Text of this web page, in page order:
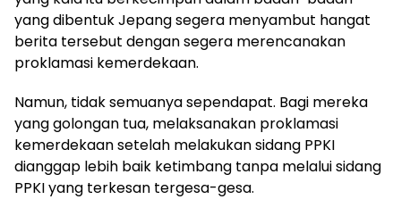
yang dibentuk Jepang segera menyambut hangat
berita tersebut dengan segera merencanakan
proklamasi kemerdekaan.
Namun, tidak semuanya sependapat. Bagi mereka
yang golongan tua, melaksanakan proklamasi
kemerdekaan setelah melakukan sidang PPKI
dianggap lebih baik ketimbang tanpa melalui sidang
PPKI yang terkesan tergesa-gesa.